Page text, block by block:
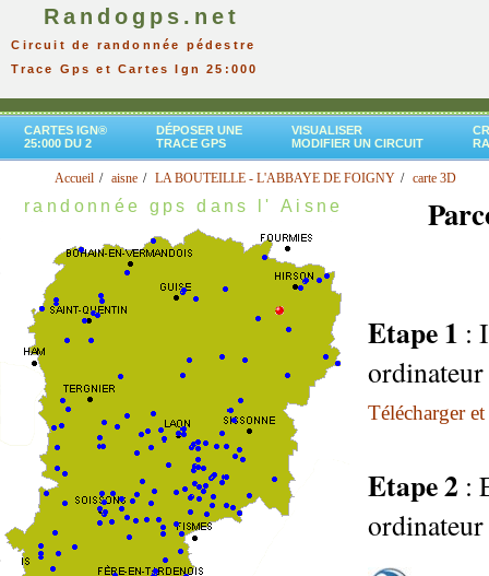
Randogps.net
Circuit de randonnée pédestre
Trace Gps et Cartes Ign 25:000
CARTES IGN®
25:000 DU 2
DÉPOSER UNE
TRACE GPS
VISUALISER
MODIFIER UN CIRCUIT
Accueil aisne LA BOUTEILLE - L'ABBAYE DE FOIGNY carte 3D
randonnée gps dans l' Aisne
Etape 1 :
ordinateur
Télécharger
Etape 2 :